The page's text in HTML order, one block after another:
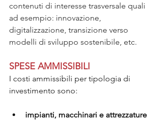
contenuti di interesse trasversale quali
ad esempio: innovazione,
digitalizzazione, transizione verso
modelli di sviluppo sostenibile, etc.
SPESE AMMISSIBILI
I costi ammissibili per tipologia di
investimento sono:
impianti, macchinari e attrezzature